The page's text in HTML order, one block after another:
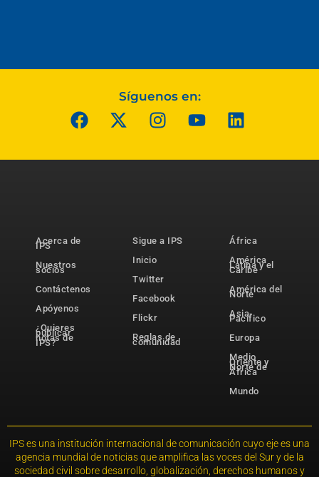
Síguenos en:
Acerca de
IPS
Nuestros
socios
Contáctenos
Apóyenos
¿Quieres
publicar
notas de
IPS?
Sigue a IPS
Inicio
Twitter
Facebook
Flickr
Reglas de
comunidad
África
América
Latina y el
Caribe
América del
Norte
Asia-
Pacífico
Europa
Medio
Oriente y
Norte de
África
Mundo
IPS es una institución internacional de comunicación cuyo eje es una
agencia mundial de noticias que amplifica las voces del Sur y de la
sociedad civil sobre desarrollo, globalización, derechos humanos y